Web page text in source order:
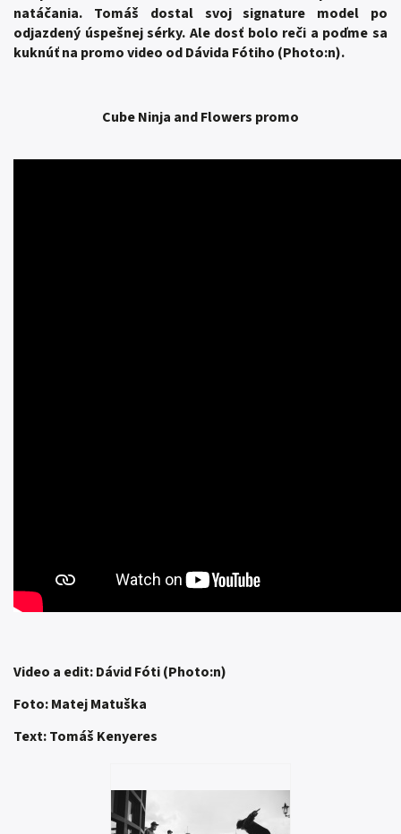
natáčania. Tomáš dostal svoj signature model po
odjazdený úspešnej sérky. Ale dosť bolo reči a poďme sa
kuknúť na promo video od Dávida Fótiho (Photo:n).
Cube Ninja and Flowers promo
Video a edit: Dávid Fóti (Photo:n)
Foto: Matej Matuška
Text: Tomáš Kenyeres